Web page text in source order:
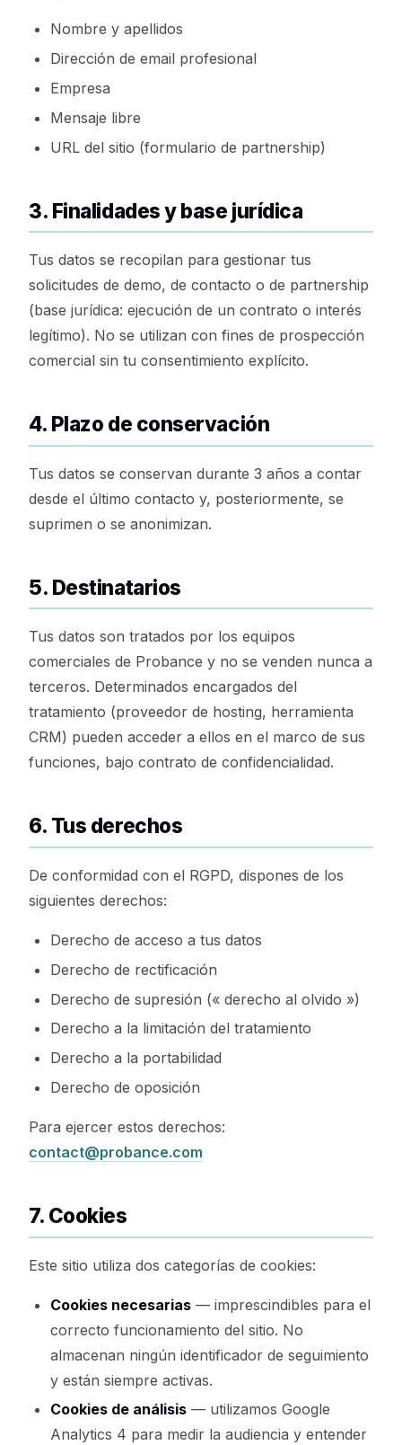
Nombre y apellidos
Dirección de email profesional
Empresa
Mensaje libre
URL del sitio (formulario de partnership)
3. Finalidades y base jurídica
Tus datos se recopilan para gestionar tus
solicitudes de demo, de contacto o de partnership
(base jurídica: ejecución de un contrato o interés
legítimo). No se utilizan con fines de prospección
comercial sin tu consentimiento explícito.
4. Plazo de conservación
Tus datos se conservan durante 3 años a contar
desde el último contacto y, posteriormente, se
suprimen o se anonimizan.
5. Destinatarios
Tus datos son tratados por los equipos
comerciales de Probance y no se venden nunca a
terceros. Determinados encargados del
tratamiento (proveedor de hosting, herramienta
CRM) pueden acceder a ellos en el marco de sus
funciones, bajo contrato de confidencialidad.
6. Tus derechos
De conformidad con el RGPD, dispones de los
siguientes derechos:
Derecho de acceso a tus datos
Derecho de rectificación
Derecho de supresión (« derecho al olvido »)
Derecho a la limitación del tratamiento
Derecho a la portabilidad
Derecho de oposición
Para ejercer estos derechos:
contact@probance.com
7. Cookies
Este sitio utiliza dos categorías de cookies:
Cookies necesarias — imprescindibles para el
correcto funcionamiento del sitio. No
almacenan ningún identificador de seguimiento
y están siempre activas.
Cookies de análisis — utilizamos Google
Analytics 4 para medir la audiencia y entender